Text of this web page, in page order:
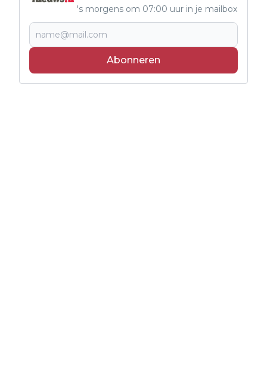
's morgens om 07:00 uur in je mailbox
Abonneren